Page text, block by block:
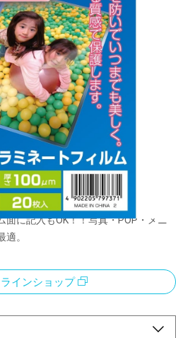
的な余裕を省き、原稿に対
工されたフィルムです。焼
生しない地球環境に優しい
す。柔らかく手になじむ厚
フィルムメガピクセルフォトをワンラ
長もち●水に強い！！汚れに強い！！●
面に記入もOK！！写真・POP・メニ
。
インショップ